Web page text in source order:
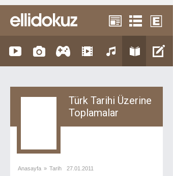
Türk Tarihi Üzerine
Toplamalar
Anasayfa » Tarih 27.01.2011